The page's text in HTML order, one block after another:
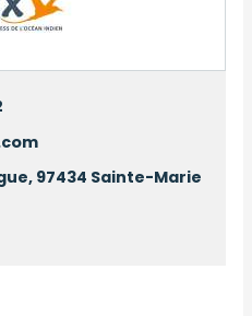
97434 Sainte-Marie